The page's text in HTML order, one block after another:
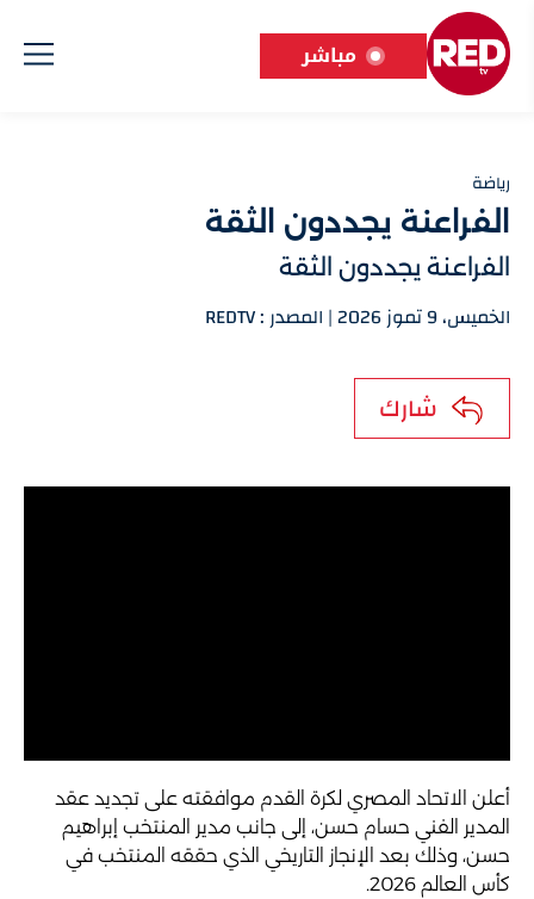
مباشر
رياضة
الفراعنة يجددون الثقة
الفراعنة يجددون الثقة
الخميس، 9 تموز 2026 | المصدر : REDTV
شارك
أعلن الاتحاد المصري لكرة القدم موافقته على تجديد عقد
المدير الفني حسام حسن، إلى جانب مدير المنتخب إبراهيم
حسن، وذلك بعد الإنجاز التاريخي الذي حققه المنتخب في
كأس العالم 2026.